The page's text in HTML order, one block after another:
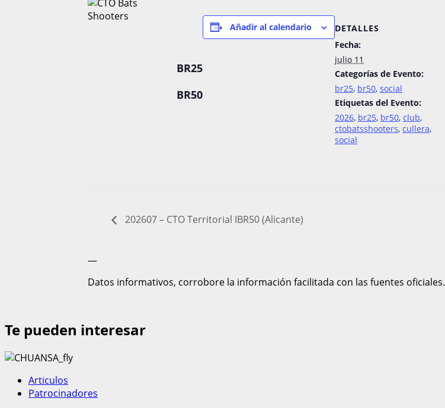
BR25
BR50
Añadir al calendario
DETALLES
Fecha:
julio 11
Categorías de Evento:
br25, br50, social
Etiquetas del Evento:
2026, br25, br50, club,
ctobatsshooters, cullera,
social
202607 – CTO Territorial IBR50 (Alicante)
—
Datos informativos, corrobore la información facilitada con las fuentes oficiales.
Te pueden interesar
Articulos
Patrocinadores